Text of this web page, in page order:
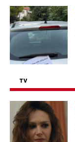
TV